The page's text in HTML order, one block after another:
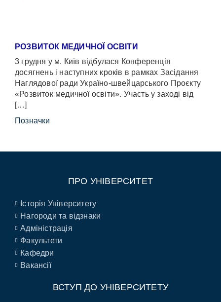
РОЗВИТОК МЕДИЧНОЇ ОСВІТИ
3 грудня у м. Київ відбулася Конференція
досягнень і наступних кроків в рамках Засідання
Наглядової ради Україно-швейцарського Проєкту
«Розвиток медичної освіти». Участь у заході від
[…]
Позначки
ПРО УНІВЕРСИТЕТ
Історія Університету
Нагороди та відзнаки
Адміністрація
Факультети
Кафедри
Вакансії
ВСТУП ДО УНІВЕРСИТЕТУ